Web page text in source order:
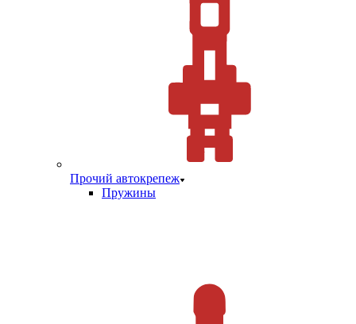
Прочий автокрепеж
Пружины